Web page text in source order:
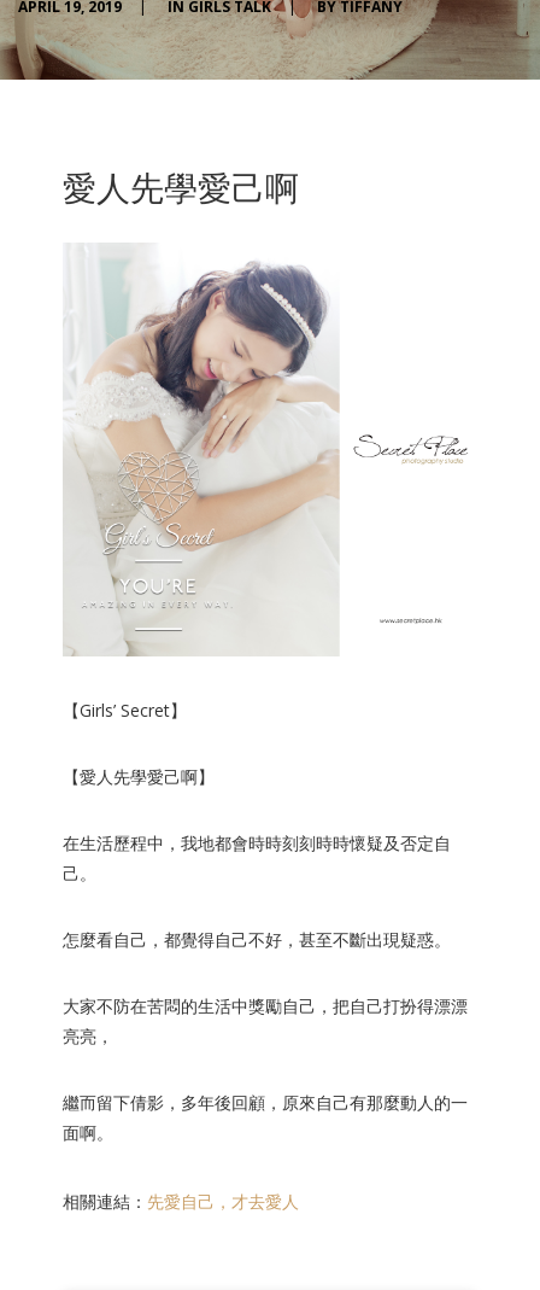
APRIL 19, 2019 | IN GIRLS TALK | BYTIFFANY
愛人先學愛己啊
【Girls’ Secret】
【愛人先學愛己啊】
在生活歷程中，我地都會時時刻刻時時懷疑及否定自
己。
怎麼看自己，都覺得自己不好，甚至不斷出現疑惑。
大家不防在苦悶的生活中獎勵自己，把自己打扮得漂漂
亮亮，
繼而留下倩影，多年後回顧，原來自己有那麼動人的一
面啊。
相關連結： 先愛自己，才去愛人